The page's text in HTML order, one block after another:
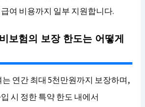
여 비용까지 일부 지원합니다.
보험의 보장 한도는 어떻게
연간 최대 5천만원까지 보장하며,
시 정한 특약 한도 내에서